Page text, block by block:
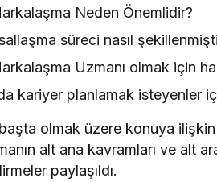
Neden Önemlidir?
süreci nasıl
Uzmanı olmak için
kariyer planlamak isteyenler
başta olmak üzere konuya
alt ana kavramları ve alt
paylaşıldı.